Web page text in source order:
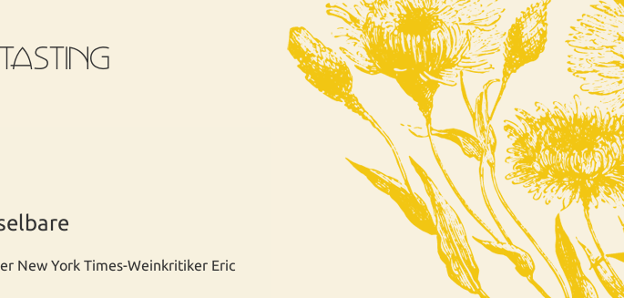
New York Times-Weinkritiker Eric